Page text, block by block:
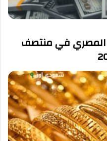
المصري في منتصف